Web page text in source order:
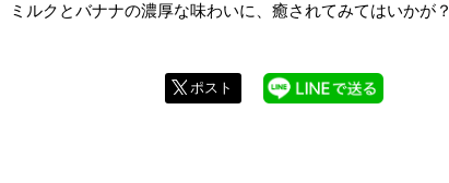
ミルクとバナナの濃厚な味わいに、癒されてみてはいかが？
ポスト